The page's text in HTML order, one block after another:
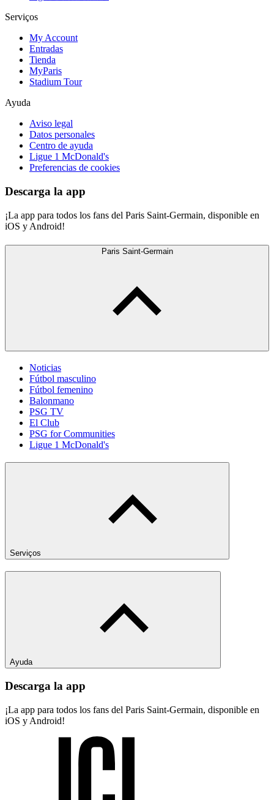
Serviços
My Account
Entradas
Tienda
MyParis
Stadium Tour
Ayuda
Aviso legal
Datos personales
Centro de ayuda
Ligue 1 McDonald's
Preferencias de cookies
Descarga la app
¡La app para todos los fans del Paris Saint-Germain, disponible en
iOS y Android!
Paris Saint-Germain
Noticias
Fútbol masculino
Fútbol femenino
Balonmano
PSG TV
El Club
PSG for Communities
Ligue 1 McDonald's
Serviços
Ayuda
Descarga la app
¡La app para todos los fans del Paris Saint-Germain, disponible en
iOS y Android!